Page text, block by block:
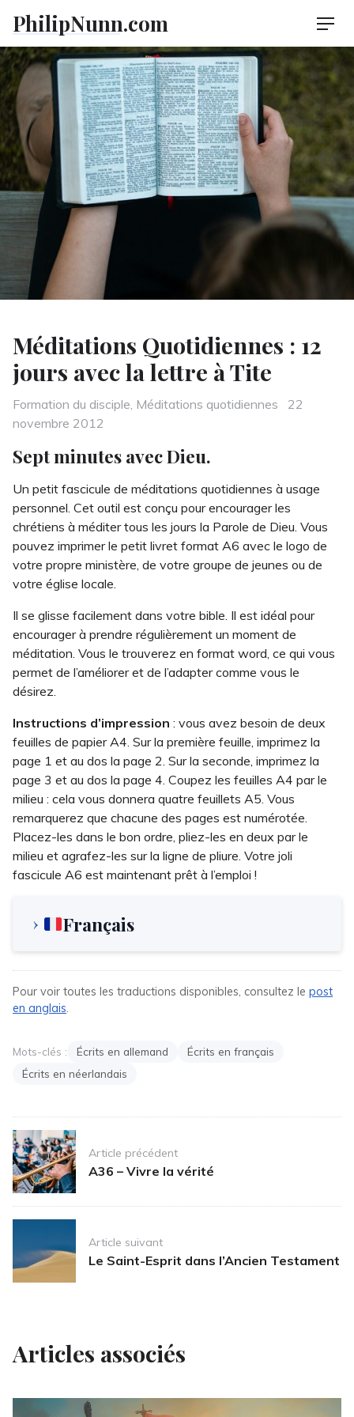
content
PhilipNunn.com
Méditations Quotidiennes : 12
jours avec la lettre à Tite
Categories
Formation du disciple, Méditations quotidiennes
Posted
22
novembre 2012
Sept minutes avec Dieu.
Un petit fascicule de méditations quotidiennes à usage
personnel. Cet outil est conçu pour encourager les
chrétiens à méditer tous les jours la Parole de Dieu. Vous
pouvez imprimer le petit livret format A6 avec le logo de
votre propre ministère, de votre groupe de jeunes ou de
votre église locale.
Il se glisse facilement dans votre bible. Il est idéal pour
encourager à prendre régulièrement un moment de
méditation. Vous le trouverez en format word, ce qui vous
permet de l’améliorer et de l’adapter comme vous le
désirez.
Instructions d’impression : vous avez besoin de deux
feuilles de papier A4. Sur la première feuille, imprimez la
page 1 et au dos la page 2. Sur la seconde, imprimez la
page 3 et au dos la page 4. Coupez les feuilles A4 par le
milieu : cela vous donnera quatre feuillets A5. Vous
remarquerez que chacune des pages est numérotée.
Placez-les dans le bon ordre, pliez-les en deux par le
milieu et agrafez-les sur la ligne de pliure. Votre joli
fascicule A6 est maintenant prêt à l’emploi !
Français
Pour voir toutes les traductions disponibles, consultez le post
en anglais.
Mots-clés : Écrits en allemand
Écrits en français
Écrits en néerlandais
Post
navigationArticle précédent
A36 – Vivre la vérité
Article suivant
Le Saint-Esprit dans l’Ancien Testament
Articles associés